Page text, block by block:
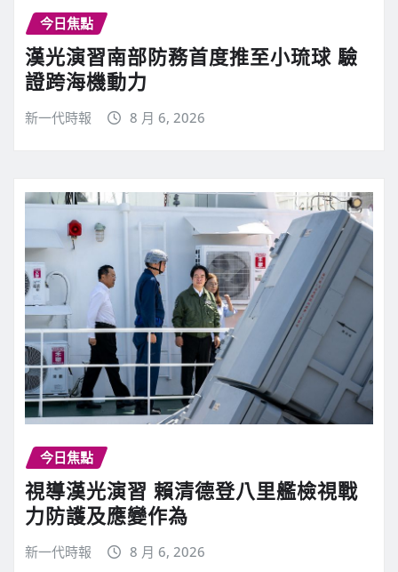
今日焦點
漢光演習南部防務首度推至小琉球 驗
證跨海機動力
新一代時報 8 月 6, 2026
今日焦點
視導漢光演習 賴清德登八里艦檢視戰
力防護及應變作為
新一代時報 8 月 6, 2026